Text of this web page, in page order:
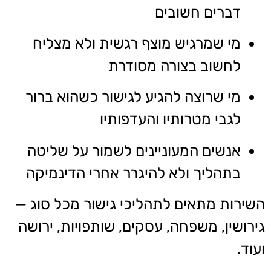
דברים חשובים
מי שמרגיש מוצף רגשית ולא מצליח
לחשוב בצורה מסודרת
מי שרוצה להגיע לגישור כשהוא ברור
לגבי מטרותיו והעדפותיו
אנשים המעוניינים לשמור על שליטה
בתהליך ולא להיגרר אחרי הדינמיקה
השירות מתאים לתהליכי גישור מכל סוג —
גירושין, משפחה, עסקים, שותפויות, ירושה
ועוד.